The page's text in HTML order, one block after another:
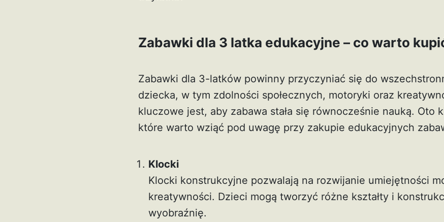
Zabawki dla 3 latka edukacyjne – co warto
Zabawki dla 3-latków powinny przyczyniać się do
dziecka, w tym zdolności społecznych, motoryki oraz
kluczowe jest, aby zabawa stała się równocześnie nauką. Oto
które warto wziąć pod uwagę przy zakupie edukacyjnych
Klocki
Klocki konstrukcyjne pozwalają na rozwijanie umiejętności
kreatywności. Dzieci mogą tworzyć różne kształty i
wyobraźnię.